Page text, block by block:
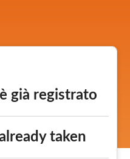
già registrato
taken